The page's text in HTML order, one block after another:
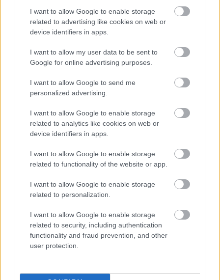
I want to allow Google to enable storage
related to advertising like cookies on web or
device identifiers in apps.
I want to allow my user data to be sent to
Google for online advertising purposes.
I want to allow Google to send me
personalized advertising.
I want to allow Google to enable storage
related to analytics like cookies on web or
device identifiers in apps.
I want to allow Google to enable storage
related to functionality of the website or app.
I want to allow Google to enable storage
related to personalization.
I want to allow Google to enable storage
related to security, including authentication
functionality and fraud prevention, and other
user protection.
S már lendül a láb, mi sárba tipor,
az arcokon, roppant, bamba vigyor.
Egyszer volt, többször volt. Én édes népem.
kutyák vonítnak az éji sötétben.
Címkék:kutya gagyi múlt
Ajánlott bejegyzések:
(önkormányzatra várva)